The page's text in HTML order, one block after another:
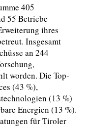
405
55 Betriebe
ihres
Insgesamt
an 244
worden. Die Top-
(43 %),
(13 %)
Energien (13 %).
für Tiroler